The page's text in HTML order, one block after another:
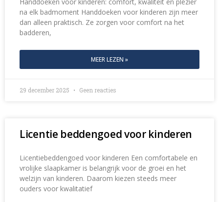
Handdoeken voor kinderen: comfort, kwaliteit en plezier
na elk badmoment Handdoeken voor kinderen zijn meer
dan alleen praktisch. Ze zorgen voor comfort na het
badderen,
MEER LEZEN »
29 december 2025 Geen reacties
Licentie beddengoed voor kinderen
Licentiebeddengoed voor kinderen Een comfortabele en
vrolijke slaapkamer is belangrijk voor de groei en het
welzijn van kinderen. Daarom kiezen steeds meer
ouders voor kwalitatief